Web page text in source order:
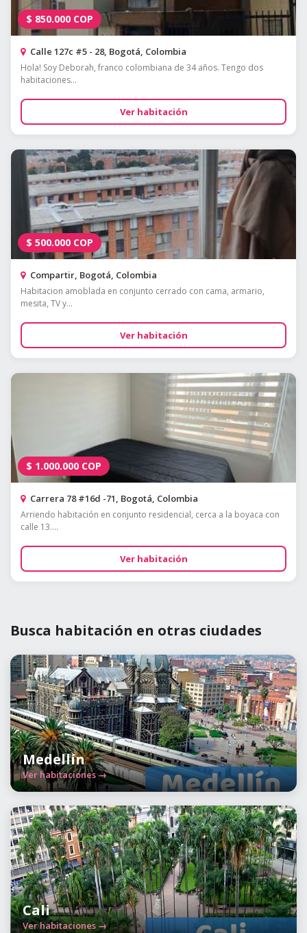
$ 850.000 COP
Calle 127c #5 - 28, Bogotá, Colombia
Hola! Soy Deborah, franco colombiana de 34 años. Tengo dos
habitaciones...
Ver habitación
$ 500.000 COP
Compartir, Bogotá, Colombia
Habitacion amoblada en conjunto cerrado con cama, armario,
mesita, TV y...
Ver habitación
$ 1.000.000 COP
Carrera 78 #16d -71, Bogotá, Colombia
Arriendo habitación en conjunto residencial, cerca a la boyaca con
calle 13....
Ver habitación
Busca habitación en otras ciudades
Medellín
Ver habitaciones →
Cali
Ver habitaciones →